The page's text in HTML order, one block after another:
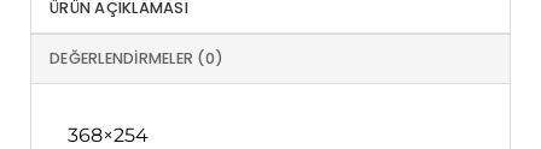
ÜRÜN AÇIKLAMASI
DEĞERLENDIRMELER (0)
368×254